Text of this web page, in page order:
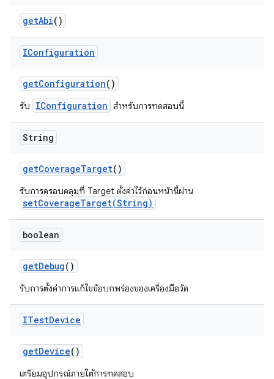
getAbi()
IConfiguration
getConfiguration()
รับ IConfiguration สำหรับการทดสอบนี้
String
getCoverageTarget()
รับการครอบคลุมที่ Target ตั้งค่าไว้ก่อนหน้านี้ผ่าน
setCoverageTarget(String)
boolean
getDebug()
รับการตั้งค่าการแก้ไขข้อบกพร่องของเครื่องมือวัด
ITestDevice
getDevice()
เตรียมอุปกรณ์ภายใต้การทดสอบ